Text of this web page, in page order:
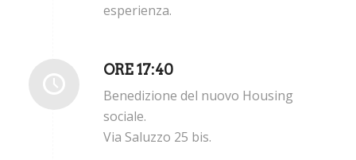
esperienza.
ORE 17:40
Benedizione del nuovo Housing
sociale.
Via Saluzzo 25 bis.